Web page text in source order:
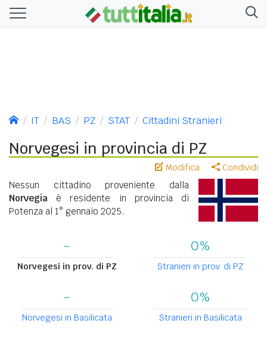
IT BAS PZ STAT Cittadini Stranieri
Norvegesi in provincia di PZ
Modifica Condividi
Nessun cittadino proveniente dalla
Norvegia è residente in provincia di
Potenza al 1° gennaio 2025.
-
Norvegesi in prov. di PZ
0%
Stranieri in prov. di PZ
-
Norvegesi in Basilicata
0%
Stranieri in Basilicata